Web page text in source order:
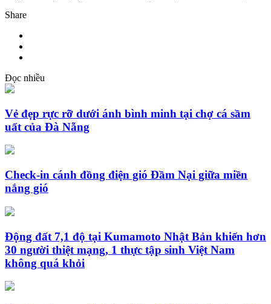
Share
Đọc nhiều
Vẻ đẹp rực rỡ dưới ánh bình minh tại chợ cá sầm
uất của Đà Nẵng
Check-in cánh đồng điện gió Đầm Nại giữa miền
nắng gió
Động đất 7,1 độ tại Kumamoto Nhật Bản khiến hơn
30 người thiệt mạng, 1 thực tập sinh Việt Nam
không quá khỏi